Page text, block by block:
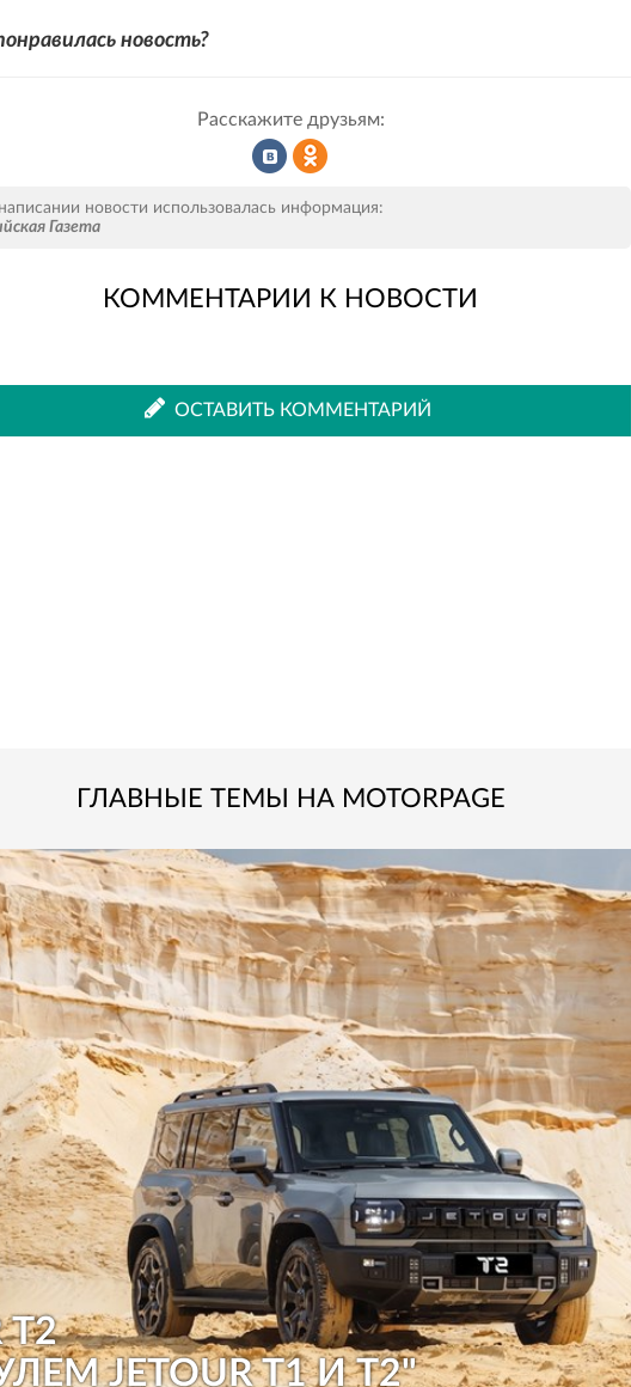
новость?
Расскажите друзьям:
во
ВКонтакте
Одноклассниках
новости использовалась информация:
Газета
КОММЕНТАРИИ К НОВОСТИ
ОСТАВИТЬ КОММЕНТАРИЙ
ГЛАВНЫЕ ТЕМЫ НА MOTORPAGE
T2
JETOUR T1 И T2"